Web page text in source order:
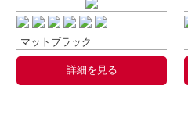
マットブラック
詳細を見る